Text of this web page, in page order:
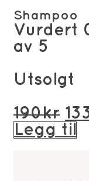
Shampoo
Vurdert
av 5
Utsolgt
190kr
pris
Legg til